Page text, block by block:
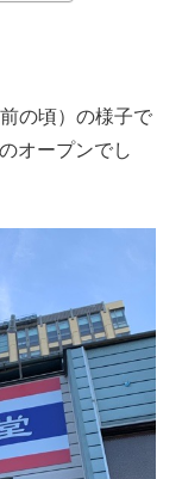
の頃）の様子で
オープンでし